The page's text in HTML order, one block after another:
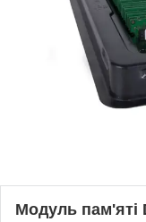
Модуль пам'яті